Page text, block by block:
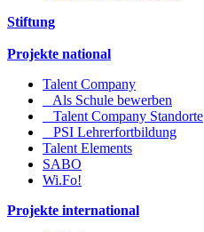
Stiftung
Projekte national
Talent Company
Als Schule bewerben
Talent Company Standorte
PSI Lehrerfortbildung
Talent Elements
SABO
Wi.Fo!
Projekte international